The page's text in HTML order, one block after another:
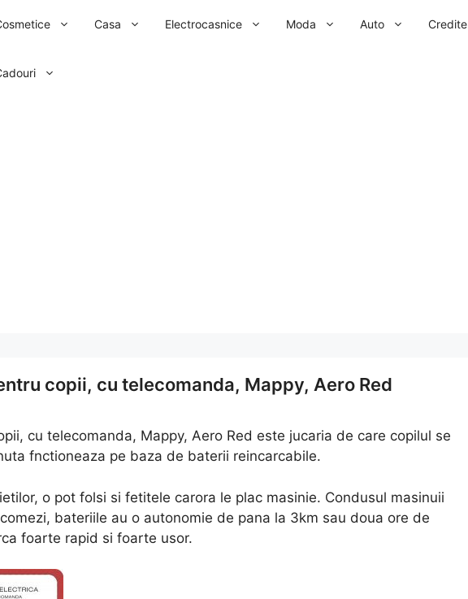
Casa Electrocasnice Moda Auto Credite
copii, cu telecomanda, Mappy, Aero Red
cu telecomanda, Mappy, Aero Red este jucaria de care copilul se
fnctioneaza pe baza de baterii reincarcabile.
o pot folsi si fetitele carora le plac masinie. Condusul masinuii
bateriile au o autonomie de pana la 3km sau doua ore de
foarte rapid si foarte usor.